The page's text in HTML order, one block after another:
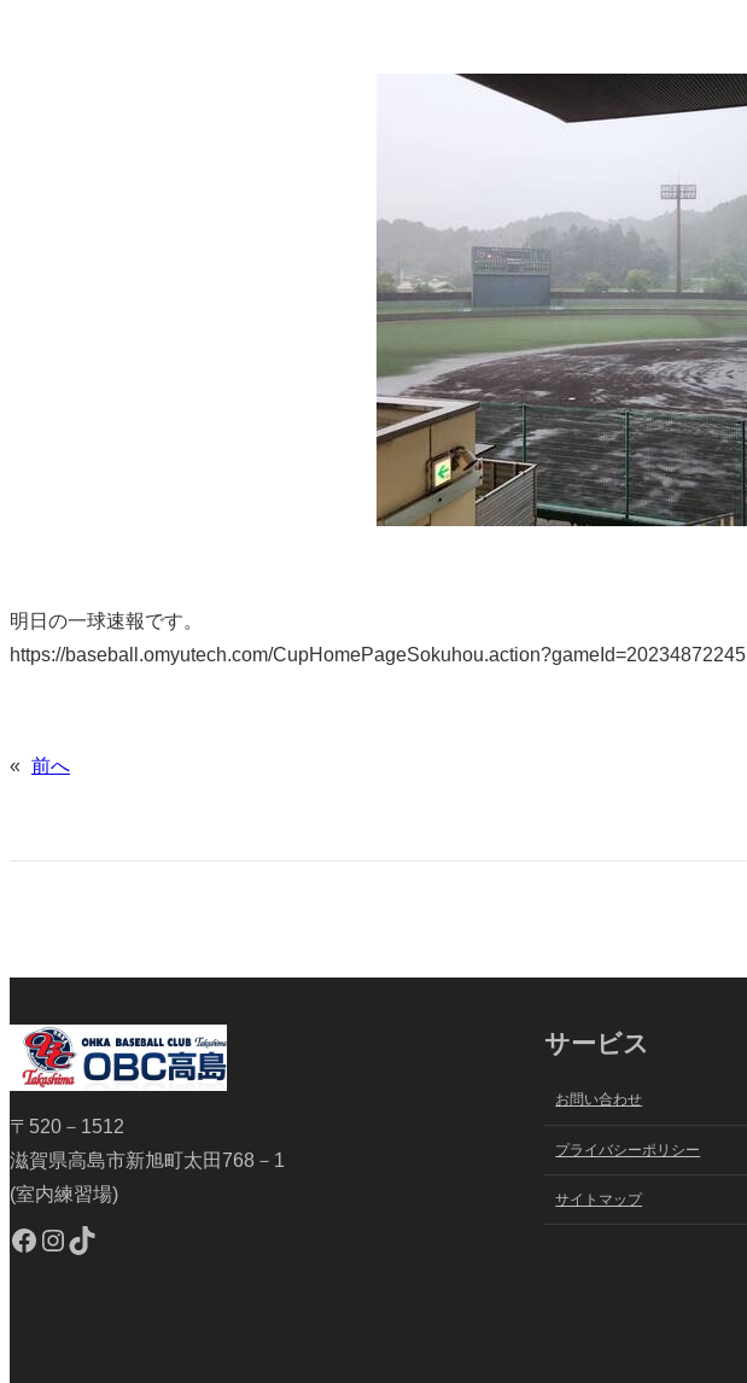
明日の一球速報です。
https://baseball.omyutech.com/CupHomePageSokuhou.action?gameId=20234872245
« 前へ
〒520－1512
滋賀県高島市新旭町太田768－1
(室内練習場)
Facebook Instagram TikTok
サービス
お問い合わせ
プライバシーポリシー
サイトマップ